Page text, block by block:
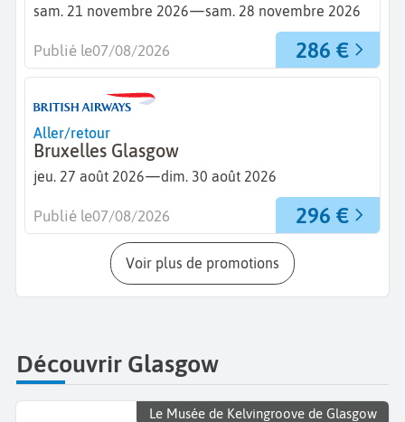
sam. 21 novembre 2026—sam. 28 novembre 2026
286 €
Publié le07/08/2026
Aller/retour
Bruxelles Glasgow
jeu. 27 août 2026—dim. 30 août 2026
296 €
Publié le07/08/2026
Voir plus de promotions
Découvrir Glasgow
Le Musée de Kelvingroove de Glasgow